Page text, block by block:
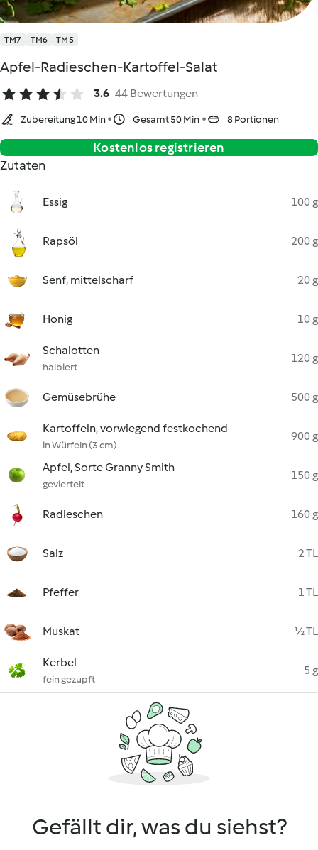
TM7 TM6 TM5
Apfel-Radieschen-Kartoffel-Salat
3.6 44 Bewertungen
Zubereitung 10 Min Gesamt 50 Min 8 Portionen
Kostenlos registrieren
Zutaten
Essig 100 g
Rapsöl 200 g
Senf, mittelscharf 20 g
Honig 10 g
Schalotten
halbiert
120 g
Gemüsebrühe 500 g
Kartoffeln, vorwiegend festkochend
in Würfeln (3 cm)
900 g
Apfel, Sorte Granny Smith
geviertelt
150 g
Radieschen 160 g
Salz 2 TL
Pfeffer 1 TL
Muskat ½ TL
Kerbel
fein gezupft
5 g
Gefällt dir, was du siehst?